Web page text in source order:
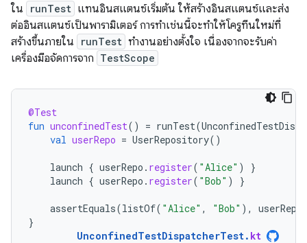
ใน
runTest แทนอินสแตนซ์เริ่มต้น ให้สร้างอินสแตนซ์และส่ง
ต่ออินสแตนซ์เป็นพารามิเตอร์ การทำเช่นนี้จะทำให้โครูทีนใหม่ที่
สร้างขึ้นภายใน
runTest ทำงานอย่างตั้งใจ เนื่องจากจะรับค่า
เครื่องมือจัดการจาก TestScope
@Test
fun unconfinedTest() = runTest(
val userRepo = UserRepository()
launch { userRepo . register( "Alice" )
}
launch { userRepo . register( "Bob" ) }
assertEquals(listOf( "Alice" , "Bob" ), userRepo
}
UnconfinedTestDispatcherTest. kt